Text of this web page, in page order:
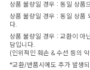
상품 불량일 경우 : 동일 상품
상품 불량일 경우 : 동일 상
다.
상품 불량일 경우 : 교환이
담입니다.
(인위적인 훼손 & 수선 등의
*교환/반품시에도 추가 발생